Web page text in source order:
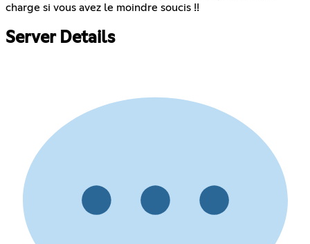
charge si vous avez le moindre soucis !!
Server Details